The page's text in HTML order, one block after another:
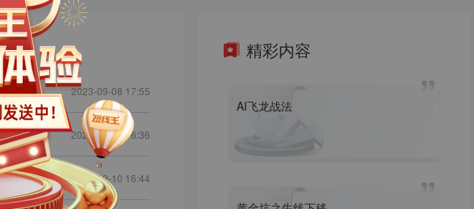
2023-09-08 17:55
2023-09-10 16:36
2023-09-10 16:44
精彩内容
AI飞龙战法